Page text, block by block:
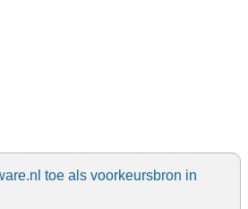
toe als voorkeursbron in